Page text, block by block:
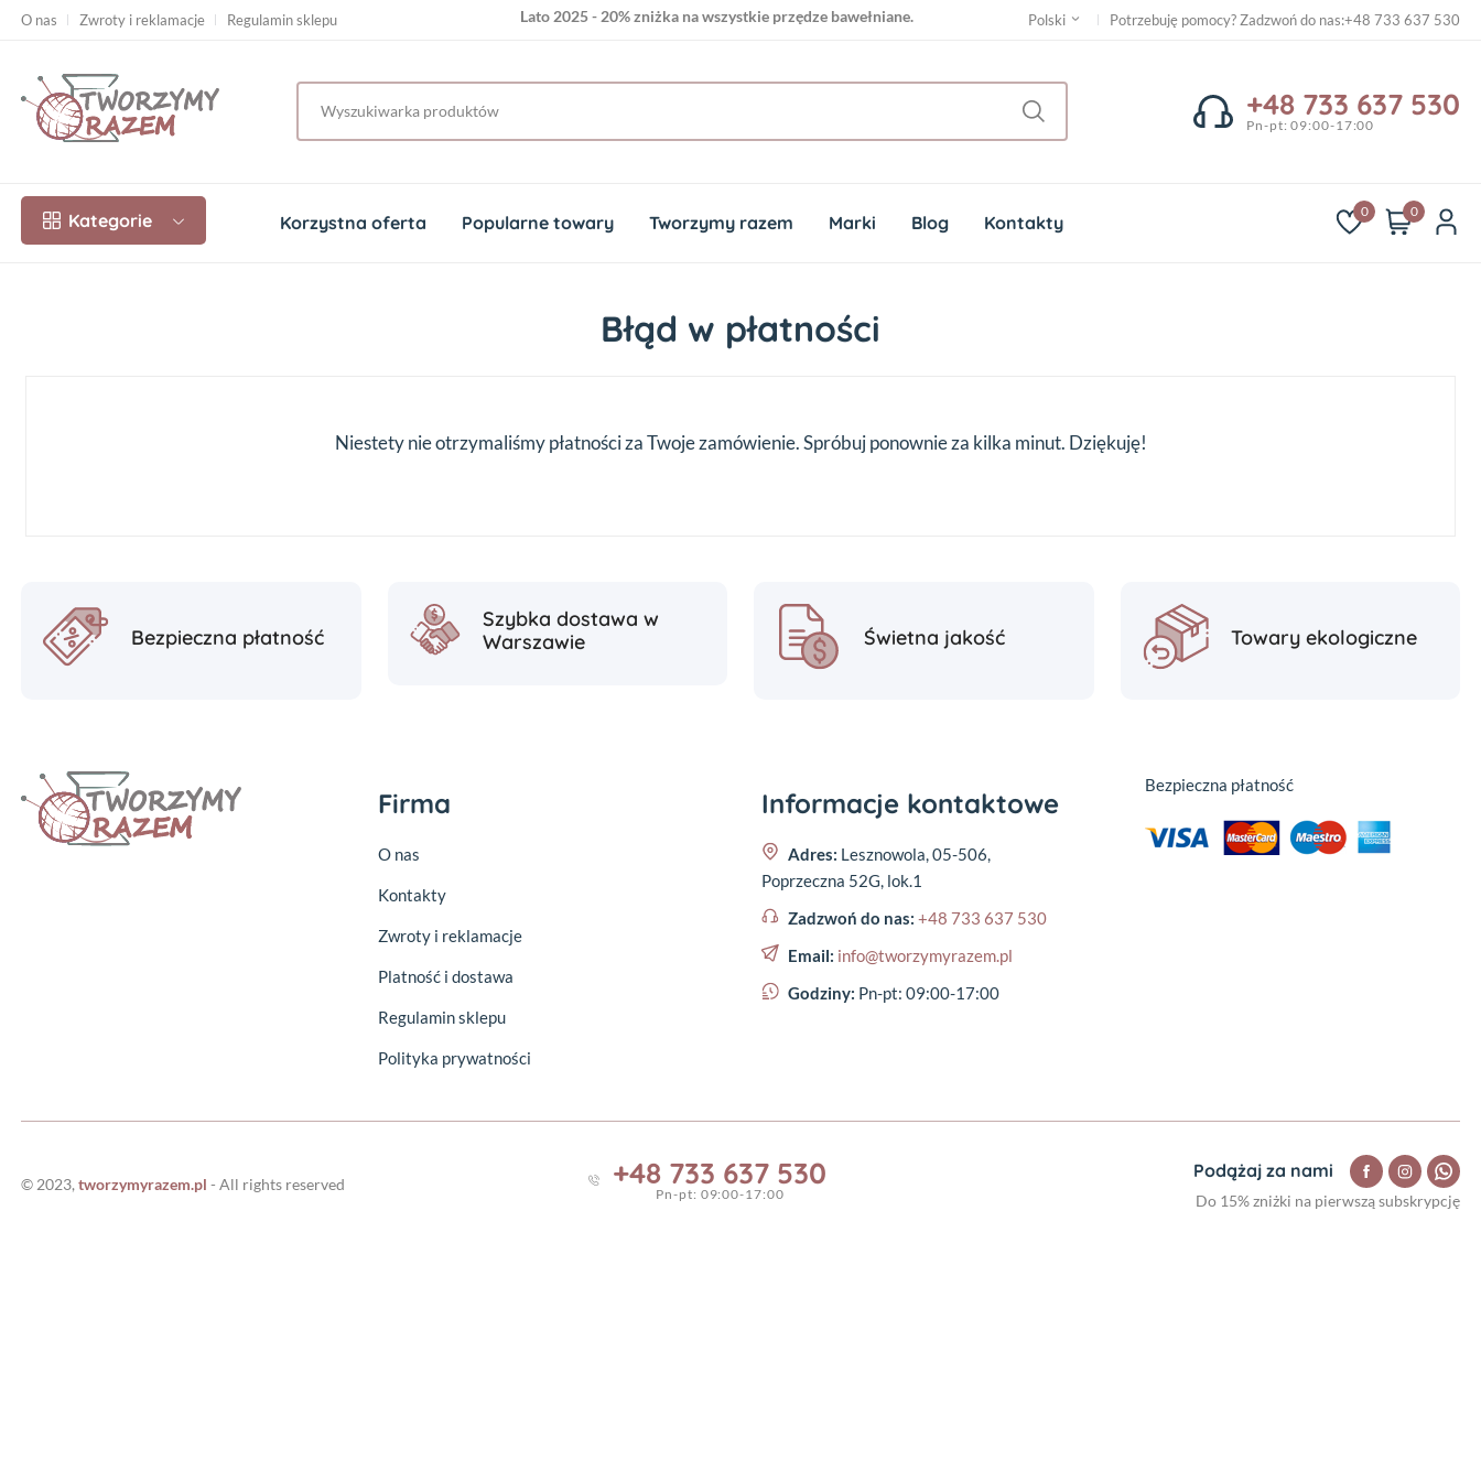
O nas Zwroty i reklamacje Regulamin sklepu Lato 2025 - 20% zniżka na wszystkie przędze bawełniane. Polski Potrzebuję pomocy? Zadzwoń do nas:+48 733 637 530
+48 733 637 530
Pn-pt: 09:00-17:00
Kategorie Korzystna oferta Popularne towary Tworzymy razem Marki Blog Kontakty 0 0
Błąd w płatności
Niestety nie otrzymaliśmy płatności za Twoje zamówienie. Spróbuj ponownie za kilka minut. Dziękuję!
Bezpieczna płatność
Szybka dostawa w
Warszawie
Świetna jakość Towary ekologiczne
Firma
O nas
Kontakty
Zwroty i reklamacje
Platność i dostawa
Regulamin sklepu
Polityka prywatności
Informacje kontaktowe
Adres: Lesznowola, 05-506,
Poprzeczna 52G, lok.1
Zadzwoń do nas: +48 733 637 530
Email: info@tworzymyrazem.pl
Godziny: Pn-pt: 09:00-17:00
Bezpieczna płatność
© 2023, tworzymyrazem.pl - All rights reserved +48 733 637 530
Pn-pt: 09:00-17:00
Podążaj za nami
Do 15% zniżki na pierwszą subskrypcję